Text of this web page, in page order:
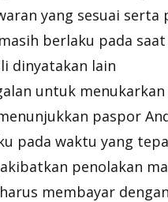
yang sesuai serta
berlaku pada
dinyatakan lain
untuk
paspor
pada waktu yang
penolakan
membayar